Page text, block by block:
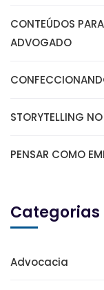
CONTEÚDOS
ADVOGADO
STORYTELLING
PENSAR COMO
Categorias
Advocacia